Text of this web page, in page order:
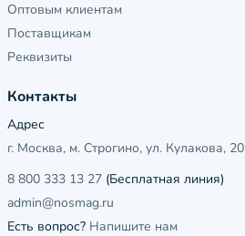
Оптовым клиентам
Поставщикам
Реквизиты
Контакты
Адрес
г. Москва, м. Строгино, ул. Кулакова,
8 800 333 13 27 (Бесплатная линия)
admin@nosmag.ru
Есть вопрос? Напишите нам